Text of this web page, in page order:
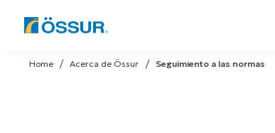
Skip
to
Seguimiento a las normas
Acerca de Össur
Home